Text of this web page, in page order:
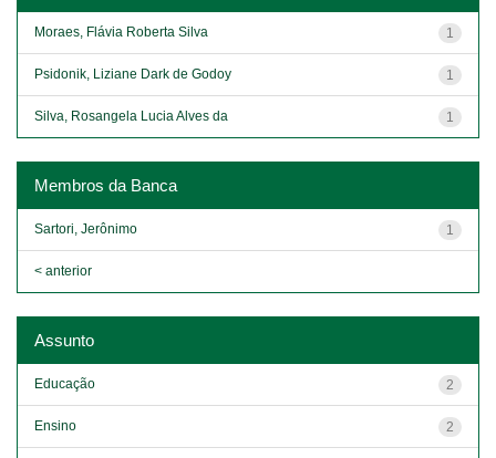
1
Moraes, Flávia Roberta Silva
1
Psidonik, Liziane Dark de Godoy
1
Silva, Rosangela Lucia Alves da
Membros da Banca
1
Sartori, Jerônimo
< anterior
Assunto
2
Educação
2
Ensino